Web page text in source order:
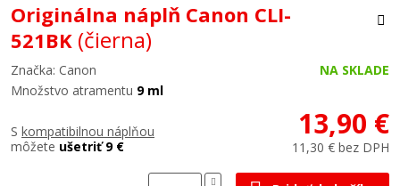
Originálna náplň Canon CLI-
521BK (čierna)
Značka: Canon
NA SKLADE
Množstvo atramentu 9 ml
S kompatibilnou náplňou
môžete ušetriť 9 €
13,90 €
11,30 € bez DPH